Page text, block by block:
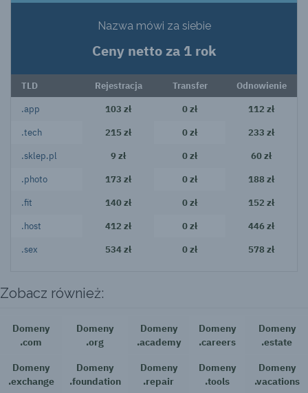
Nazwa mówi za siebie
Ceny netto za 1 rok
TLD Rejestracja Transfer Odnowienie
.app 103 zł 0 zł 112 zł
.tech 215 zł 0 zł 233 zł
.sklep.pl 9 zł 0 zł 60 zł
.photo 173 zł 0 zł 188 zł
.fit 140 zł 0 zł 152 zł
.host 412 zł 0 zł 446 zł
.sex 534 zł 0 zł 578 zł
Zobacz również:
Domeny
.com
Domeny
.org
Domeny
.academy
Domeny
.careers
Domeny
.estate
Domeny
.exchange
Domeny
.foundation
Domeny
.repair
Domeny
.tools
Domeny
.vacations